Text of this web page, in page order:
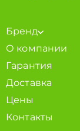
Бренд
О компании
Гарантия
Доставка
Цены
Контакты